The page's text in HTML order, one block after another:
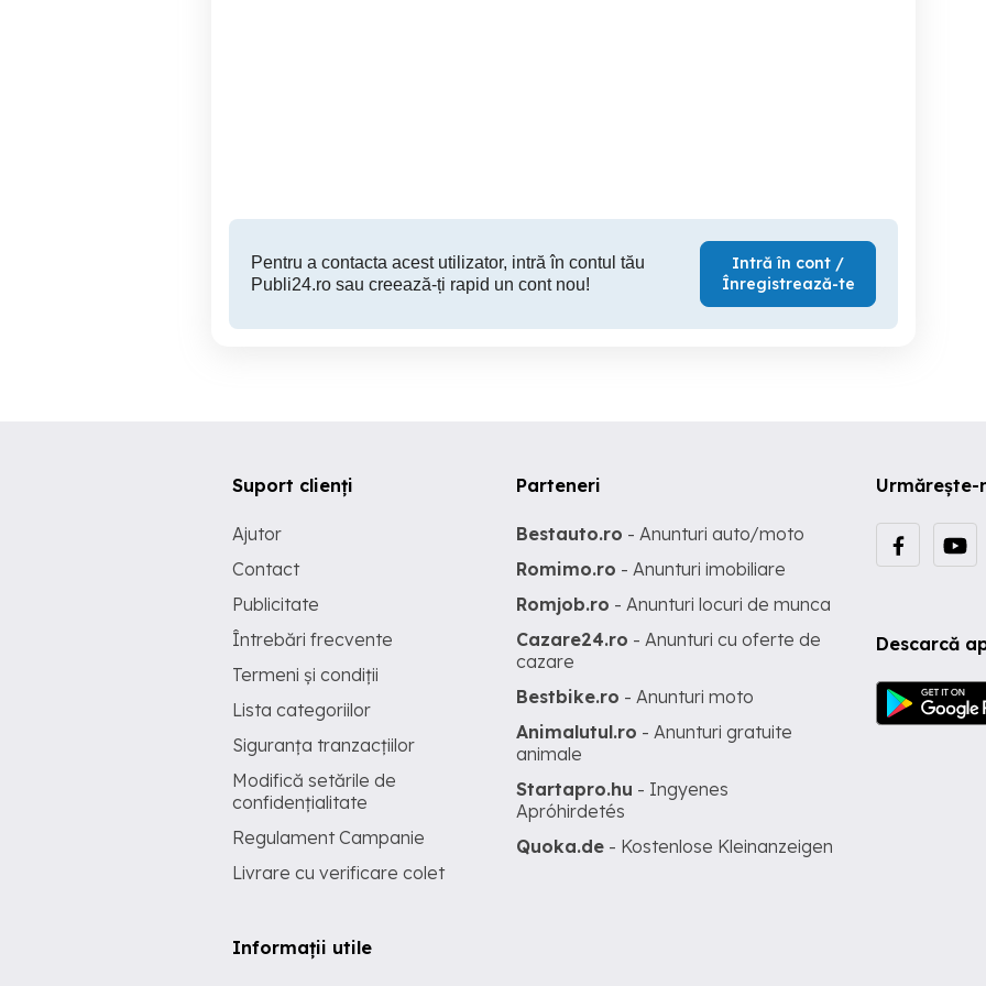
Pentru a contacta acest utilizator, intră în contul tău
Publi24.ro sau creează-ți rapid un cont nou!
Intră în cont /
Înregistrează-te
Urmărește-
Descarcă
Suport clienți
Ajutor
Contact
Publicitate
Întrebări frecvente
Termeni și condiții
Lista categoriilor
Siguranța tranzacțiilor
Modifică setările de
confidențialitate
Regulament Campanie
Livrare cu verificare colet
Informații utile
Parteneri
Bestauto.ro - Anunturi auto/moto
Romimo.ro - Anunturi imobiliare
Romjob.ro - Anunturi locuri de munca
Cazare24.ro - Anunturi cu oferte de
cazare
Bestbike.ro - Anunturi moto
Animalutul.ro - Anunturi gratuite
animale
Startapro.hu - Ingyenes
Apróhirdetés
Quoka.de - Kostenlose Kleinanzeigen